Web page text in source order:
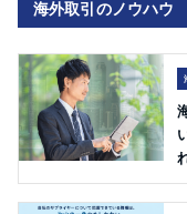
海外取引のノウハウ